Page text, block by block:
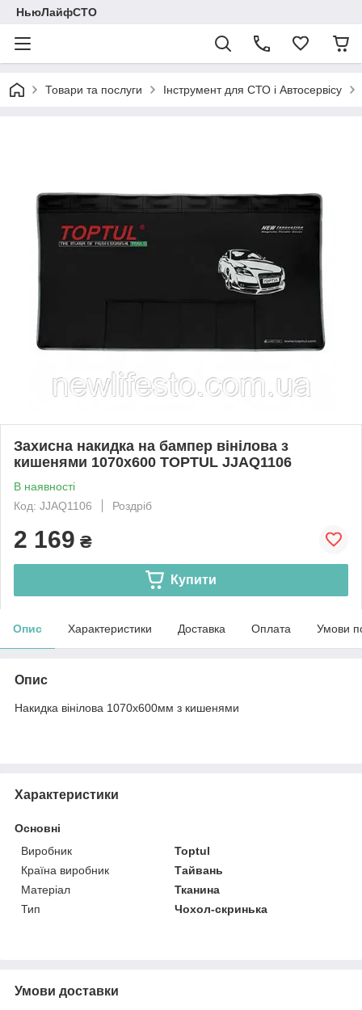
НьюЛайфСТО
Товари та послуги Інструмент для СТО і Автосервісу
Захисна накидка на бампер вінілова з
кишенями 1070х600 TOPTUL JJAQ1106
В наявності
Код: JJAQ1106
Роздріб
2 169 ₴
Купити
Опис Характеристики Доставка Оплата Умови
Опис
Накидка вінілова 1070х600мм з кишенями
Характеристики
Основні
Виробник
Toptul
Країна виробник
Тайвань
Матеріал
Тканина
Тип
Чохол-скринька
Умови доставки